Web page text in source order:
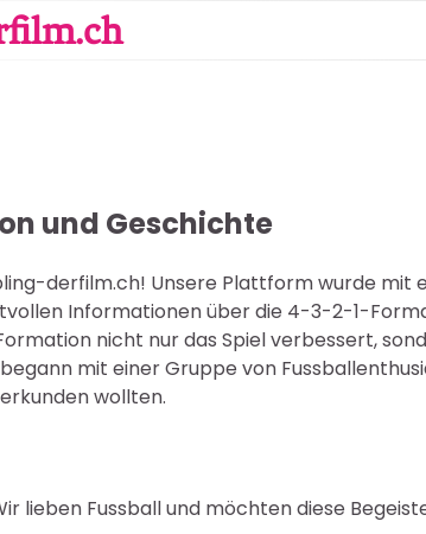
und Geschichte
derfilm.ch! Unsere Plattform wurde mit
Informationen über die 4-3-2-1-
nicht nur das Spiel verbessert,
mit einer Gruppe von
wollten.
lieben Fussball und möchten diese